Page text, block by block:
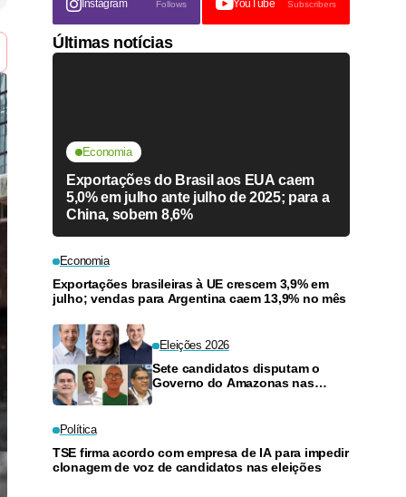
Instagram Follows YouTube Subscribers
Últimas notícias
Economia
Exportações do Brasil aos EUA caem
5,0% em julho ante julho de 2025; para a
China, sobem 8,6%
Economia
Exportações brasileiras à UE crescem 3,9% em
julho; vendas para Argentina caem 13,9% no mês
Eleições 2026
Sete candidatos disputam o
Governo do Amazonas nas
Política
TSE firma acordo com empresa de IA para impedir
clonagem de voz de candidatos nas eleições